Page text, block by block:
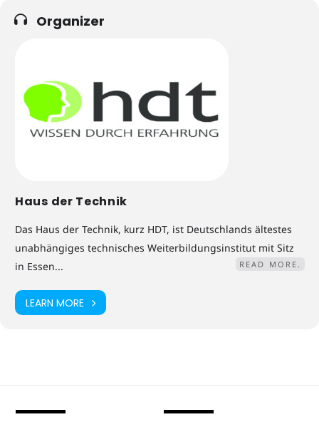
Organizer
Haus der Technik
Das Haus der Technik, kurz HDT, ist Deutschlands ältestes
unabhängiges technisches Weiterbildungsinstitut mit Sitz
in Essen...
READ MORE.
LEARN MORE